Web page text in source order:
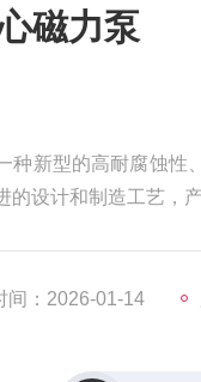
磁力泵
种新型的高耐腐蚀性
的设计和制造工艺，
间：2026-01-14